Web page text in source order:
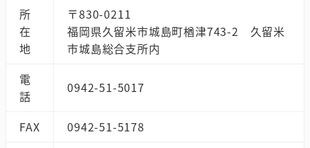
所
在
地
〒830-0211
福岡県久留米市城島町楢津743-2 久留米
市城島総合支所内
電
話
0942-51-5017
FAX
0942-51-5178